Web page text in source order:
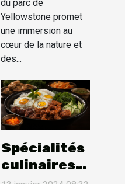
Yellowstone
?
du parc de
Yellowstone promet
une immersion au
cœur de la nature et
des...
Spécialités
culinaires